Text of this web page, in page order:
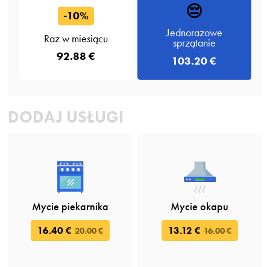
-10%
Raz w miesiącu
92.88 €
😔
Jednorazowe
sprzątanie
103.20 €
DODAJ USŁUGI
Mycie piekarnika
16.40 € 20.00 €
Mycie okapu
13.12 € 16.00 €